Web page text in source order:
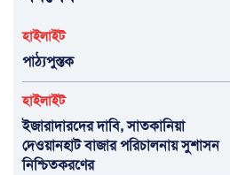
হাইলাইট
পাঠ্যপুস্তক
হাইলাইট
ইজারাদারদের দাবি, সাতকানিয়া
দেওয়ানহাট বাজার পরিচালনায় সুশাসন
নিশ্চিতকরণের